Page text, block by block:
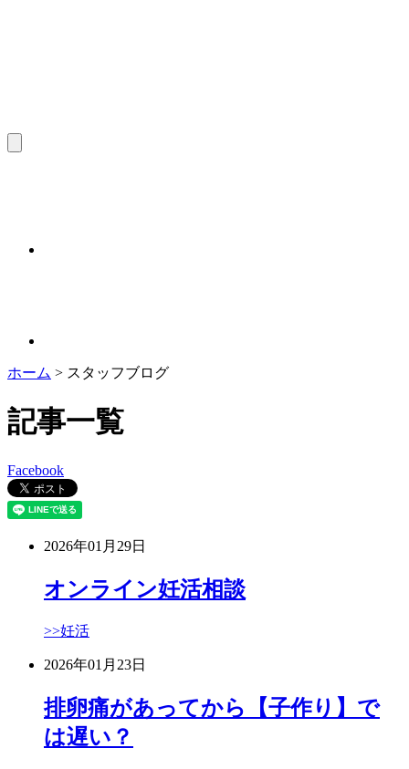
ホーム > スタッフブログ
記事一覧
Facebook
2026年01月29日
オンライン妊活相談
>>妊活
2026年01月23日
排卵痛があってから【子作り】で
は遅い？